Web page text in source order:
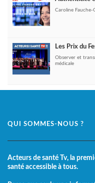
Caroline Fauche-
Les Prix du
Observer et
médicale
QUI SOMMES-NOUS ?
Acteurs de santé Tv, la
santé accessible à tous.